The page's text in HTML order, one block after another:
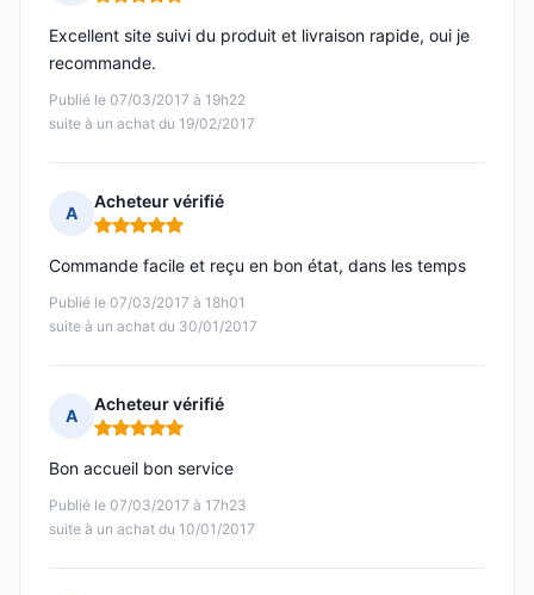
Note : 5 sur 5
Publié le 07/03/2017 à 19h22
suite à un achat du 19/02/2017
Excellent site suivi du produit et livraison rapide, oui je
recommande.
A
Acheteur vérifié
Note : 5 sur 5
Publié le 07/03/2017 à 18h01
suite à un achat du 30/01/2017
Commande facile et reçu en bon état, dans les temps
A
Acheteur vérifié
Note : 5 sur 5
Publié le 07/03/2017 à 17h23
suite à un achat du 10/01/2017
Bon accueil bon service